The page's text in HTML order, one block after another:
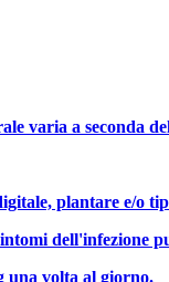
varia a seconda
plantare e/o
dell'infezione
una volta al giorno.